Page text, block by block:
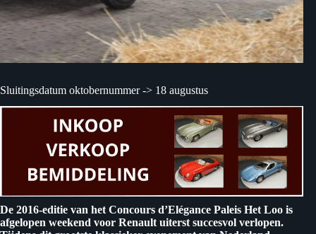
Sluitingsdatum oktobernummer -> 18 augustus
De 2016-editie van het Concours d’Elégance Paleis Het Loo is
afgelopen weekend voor Renault uiterst succesvol verlopen.